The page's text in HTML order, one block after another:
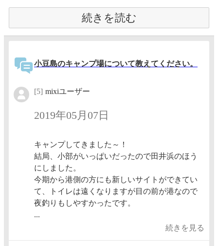
続きを読む
小豆島のキャンプ場について教えてください。
[5] mixiユーザー
2019年05月07日
キャンプしてきました～！
結局、小部がいっぱいだったので田井浜のほう
にしました。
今期から港側の方にも新しいサイトができてい
て、トイレは遠くなりますが目の前が港なので
夜釣りもしやすかったです。
...
続きを見る